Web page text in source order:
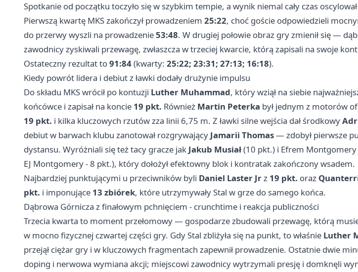
Spotkanie od początku toczyło się w szybkim tempie, a wynik niemal cały czas
Pierwszą kwartę MKS zakończył prowadzeniem 25:22, choć goście odpowiedzieli
do przerwy wyszli na prowadzenie53:48. W drugiej połowie obraz gry zmienił się —
zawodnicy zyskiwali przewagę, zwłaszcza w trzeciej kwarcie, którą zapisali na swoje
Ostateczny rezultat to91:84(kwarty: 25:22; 23:31; 27:13; 16:18).
Kiedy powrót lidera i debiut z ławki dodały drużynie impulsu
Do składu MKS wrócił po kontuzji Luther Muhammad, który wziął na siebie
końcówce i zapisał na koncie 19 pkt. Również Martin Peterka był jednym z motorów
19 pkt. i kilka kluczowych rzutów zza linii 6,75 m. Z ławki silne wejścia dał środkowy
debiut w barwach klubu zanotował rozgrywający Jamarii Thomas— zdobył pierwsze
dystansu. Wyróżniali się też tacy gracze jak Jakub Musiał(10 pkt.) i Efrem Montgomery
EJ Montgomery - 8 pkt.), który dołożył efektowny blok i kontratak zakończony wsadem.
Najbardziej punktującymi u przeciwników byli Daniel Laster Jrz 19 pkt. oraz
pkt. i imponujące 13 zbiórek, które utrzymywały Stal w grze do samego końca.
Dąbrowa Górnicza z finałowym pchnięciem - crunchtime i reakcja publiczności
Trzecia kwarta to moment przełomowy — gospodarze zbudowali przewagę, którą
w mocno fizycznej czwartej części gry. Gdy Stal zbliżyła się na punkt, to właśnie Luther
przejął ciężar gry i w kluczowych fragmentach zapewnił prowadzenie. Ostatnie dwie
doping i nerwowa wymiana akcji; miejscowi zawodnicy wytrzymali presję i domknęli